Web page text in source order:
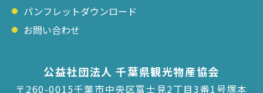
パンフレットダウンロード
お問い合わせ
公益社団法人 千葉県観光物産協会
〒260-0015千葉市中央区富士見2丁目3番1号塚本